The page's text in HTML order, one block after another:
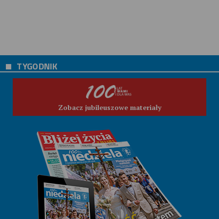
TYGODNIK
Zobacz jubileuszowe materiały